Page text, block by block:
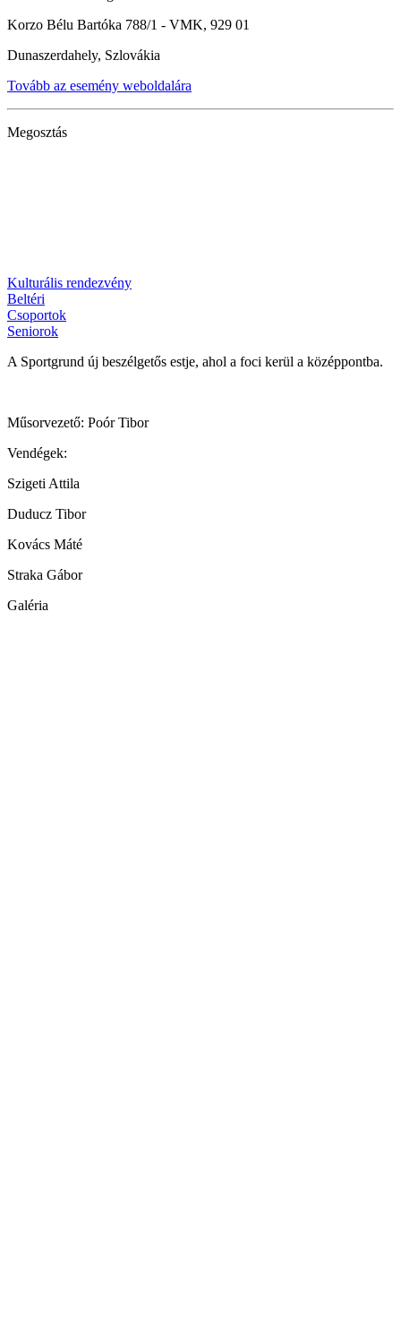
Korzo Bélu Bartóka 788/1 - VMK, 929 01
Dunaszerdahely, Szlovákia
Tovább az esemény weboldalára
Megosztás
Kulturális rendezvény
Beltéri
Csoportok
Seniorok
A Sportgrund új beszélgetős estje, ahol a foci kerül a középpontba.
Műsorvezető: Poór Tibor
Vendégek:
Szigeti Attila
Duducz Tibor
Kovács Máté
Straka Gábor
Galéria